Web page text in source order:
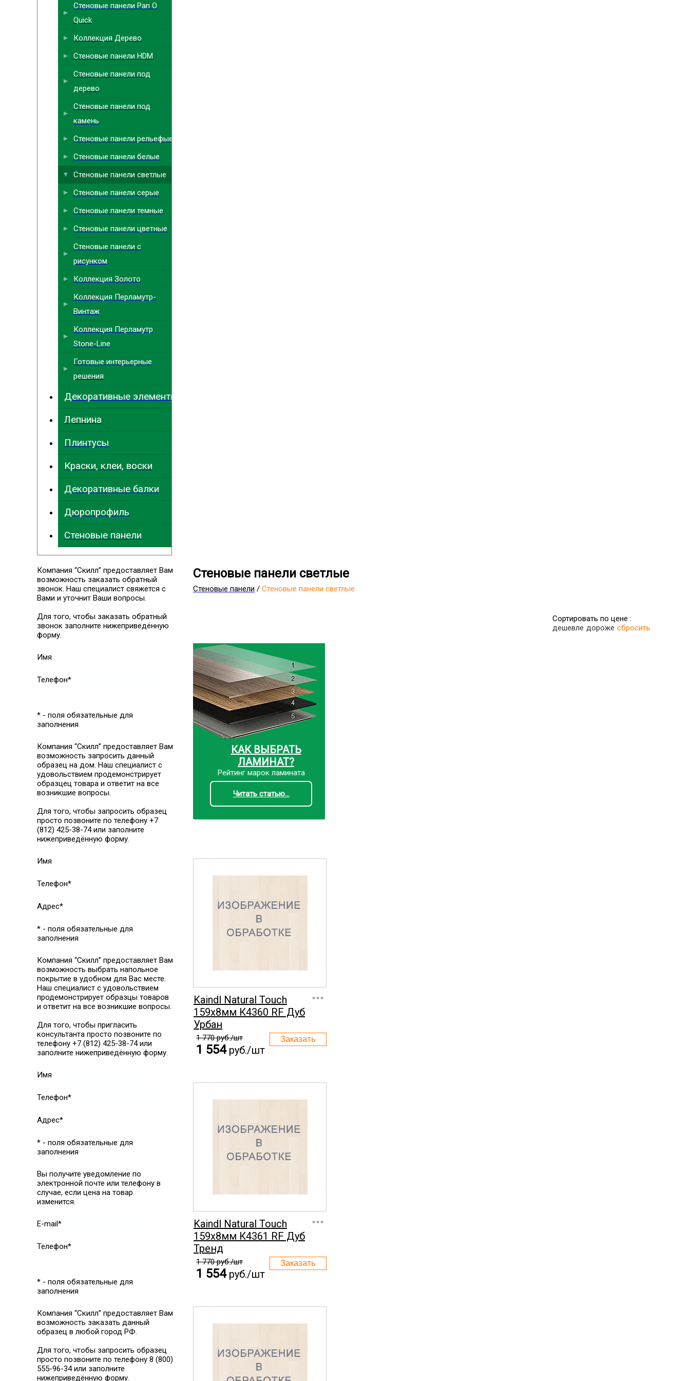
Стеновые панели Pan O
Quick
Коллекция Дерево
Стеновые панели HDM
Стеновые панели под
дерево
Стеновые панели под
камень
Стеновые панели рельефые
Стеновые панели белые
Стеновые панели светлые
Стеновые панели серые
Стеновые панели темные
Стеновые панели цветные
Стеновые панели с
рисунком
Коллекция Золото
Коллекция Перламутр-
Винтаж
Коллекция Перламутр
Stone-Line
Готовые интерьерные
решения
Декоративные элементы
Лепнина
Плинтусы
Краски, клеи, воски
Декоративные балки
Дюропрофиль
Стеновые панели
Стеновые панели светлые
Стеновые панели / Стеновые панели светлые
Сортировать по цене :
дешевле дороже сбросить
КАК ВЫБРАТЬ
ЛАМИНАТ?
Рейтинг марок ламината
Читать статью...
Kaindl Natural Touch
159x8мм К4360 RF Дуб
Урбан
...
1 770руб./шт
1 554 руб./шт
Kaindl Natural Touch
159x8мм К4361 RF Дуб
Тренд
...
1 770руб./шт
1 554 руб./шт
Компания “Скилл” предоставляет Вам
возможность заказать обратный
звонок. Наш специалист свяжется с
Вами и уточнит Ваши вопросы.
Для того, чтобы заказать обратный
звонок заполните нижеприведённую
форму.
Имя
Телефон*
* - поля обязательные для
заполнения
Компания “Скилл” предоставляет Вам
возможность запросить данный
образец на дом. Наш специалист с
удовольствием продемонстрирует
образцец товара и ответит на все
возникшие вопросы.
Для того, чтобы запросить образец
просто позвоните по телефону +7
(812) 425-38-74 или заполните
нижеприведённую форму.
Имя
Телефон*
Адрес*
* - поля обязательные для
заполнения
Компания “Скилл” предоставляет Вам
возможность выбрать напольное
покрытие в удобном для Вас месте.
Наш специалист с удовольствием
продемонстрирует образцы товаров
и ответит на все возникшие вопросы.
Для того, чтобы пригласить
консультанта просто позвоните по
телефону +7 (812) 425-38-74 или
заполните нижеприведённую форму.
Имя
Телефон*
Адрес*
* - поля обязательные для
заполнения
Вы получите уведомление по
электронной почте или телефону в
случае, если цена на товар
изменится.
E-mail*
Телефон*
* - поля обязательные для
заполнения
Компания “Скилл” предоставляет Вам
возможность заказать данный
образец в любой город РФ.
Для того, чтобы запросить образец
просто позвоните по телефону 8 (800)
555-96-34 или заполните
нижеприведённую форму.